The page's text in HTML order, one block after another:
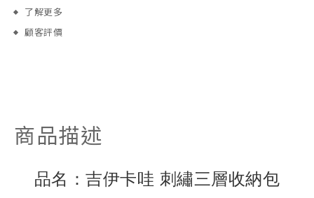
了解更多
顧客評價
商品描述
品名：吉伊卡哇 刺繡三層收納包